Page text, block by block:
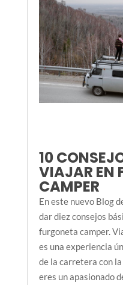
10
VIAJAR EN
CAMPER
En este nuevo Blog
dar diez consejos
furgoneta camper.
es una experiencia
de la carretera con
eres un apasionado